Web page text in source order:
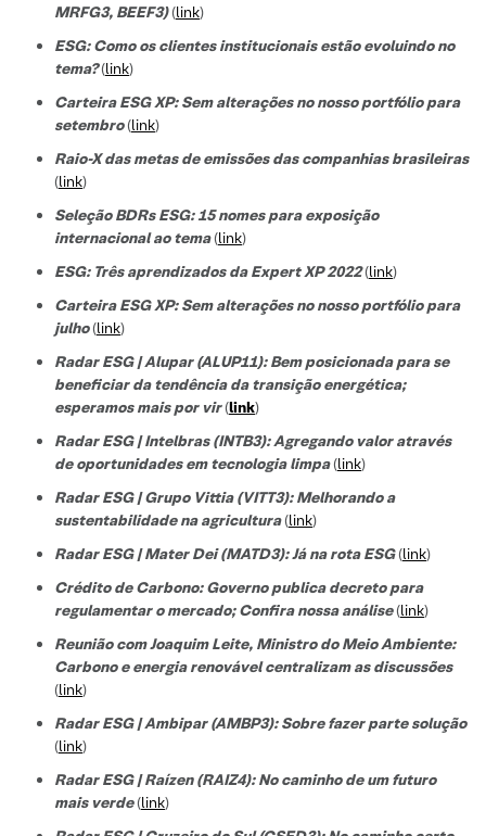
MRFG3, BEEF3)(link)
ESG: Como os clientes institucionais estão evoluindo no
tema?(link)
Carteira ESG XP: Sem alterações no nosso portfólio para
setembro(link)
Raio-X das metas de emissões das companhias brasileiras
(link)
Seleção BDRs ESG​: 15 nomes para exposição
internacional ao tema(link)
ESG: Três aprendizados da Expert XP 2022(link)
Carteira ESG XP: Sem alterações no nosso portfólio para
julho(link)
Radar ESG | Alupar (ALUP11): Bem posicionada para se
beneficiar da tendência da transição energética;
esperamos mais por vir(link)
Radar ESG | Intelbras (INTB3):Agregando valor através
de oportunidades em tecnologia limpa(link)
Radar ESG |Grupo Vittia (VITT3):Melhorando a
sustentabilidade na agricultura(link)
Radar ESG | Mater Dei (MATD3): Já na rota ESG(link)
Crédito de Carbono: Governo publica decreto para
regulamentar o mercado; Confira nossa análise(link)
Reunião com Joaquim Leite, Ministro do Meio Ambiente:
Carbono e energia renovável centralizam as discussões
(link)
Radar ESG | Ambipar (AMBP3): Sobre fazer parte solução
(link)
Radar ESG | Raízen (RAIZ4): No caminho de um futuro
mais verde(link)